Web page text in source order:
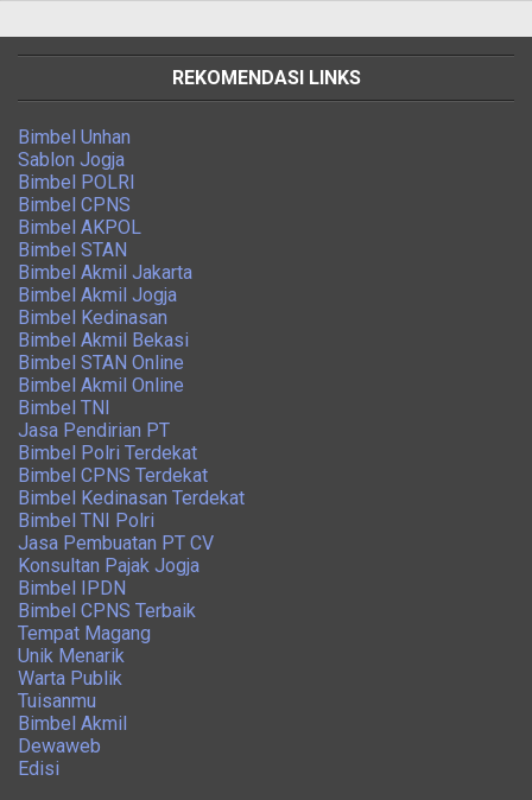
REKOMENDASI LINKS
Bimbel Unhan
Sablon Jogja
Bimbel POLRI
Bimbel CPNS
Bimbel AKPOL
Bimbel STAN
Bimbel Akmil Jakarta
Bimbel Akmil Jogja
Bimbel Kedinasan
Bimbel Akmil Bekasi
Bimbel STAN Online
Bimbel Akmil Online
Bimbel TNI
Jasa Pendirian PT
Bimbel Polri Terdekat
Bimbel CPNS Terdekat
Bimbel Kedinasan Terdekat
Bimbel TNI Polri
Jasa Pembuatan PT CV
Konsultan Pajak Jogja
Bimbel IPDN
Bimbel CPNS Terbaik
Tempat Magang
Unik Menarik
Warta Publik
Tuisanmu
Bimbel Akmil
Dewaweb
Edisi